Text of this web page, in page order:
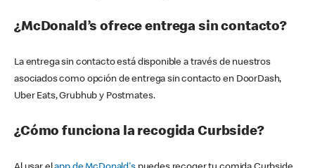
¿McDonald’s ofrece entrega sin contacto?
La entrega sin contacto está disponible a través de nuestros
asociados como opción de entrega sin contacto en DoorDash,
Uber Eats, Grubhub y Postmates.
¿Cómo funciona la recogida Curbside?